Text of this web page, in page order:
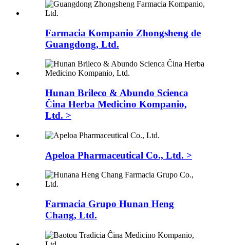
Farmacia Kompanio Zhongsheng de
Guangdong, Ltd.
Hunan Brileco & Abundo Scienca
Ĉina Herba Medicino Kompanio,
Ltd. >
Apeloa Pharmaceutical Co., Ltd. >
Farmacia Grupo Hunan Heng
Chang, Ltd.